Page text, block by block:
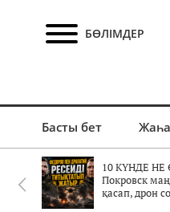
БӨЛІМДЕР
Басты бет
10 КҮНДЕ НЕ
Покровск
қасап, дрон